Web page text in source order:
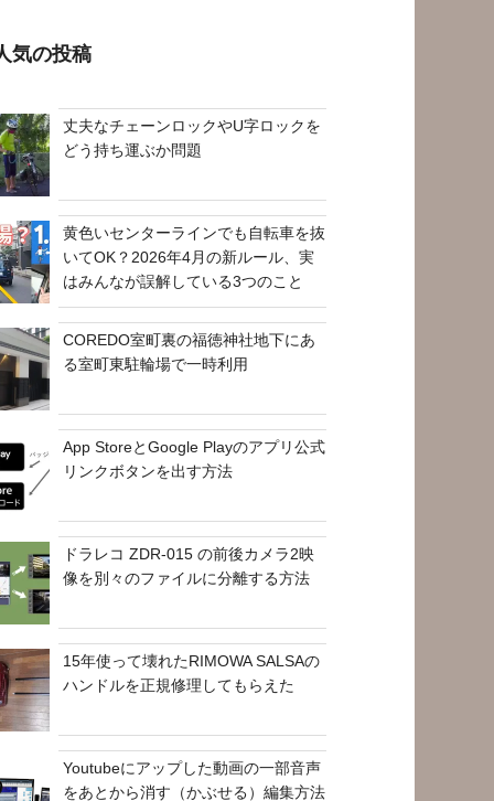
気の投稿
丈夫なチェーンロックやU字ロックを
どう持ち運ぶか問題
黄色いセンターラインでも自転車を抜
いてOK？2026年4月の新ルール、実
はみんなが誤解している3つのこと
COREDO室町裏の福徳神社地下にあ
る室町東駐輪場で一時利用
App StoreとGoogle Playのアプリ公式
リンクボタンを出す方法
ドラレコ ZDR-015 の前後カメラ2映
像を別々のファイルに分離する方法
15年使って壊れたRIMOWA SALSAの
ハンドルを正規修理してもらえた
Youtubeにアップした動画の一部音声
をあとから消す（かぶせる）編集方法